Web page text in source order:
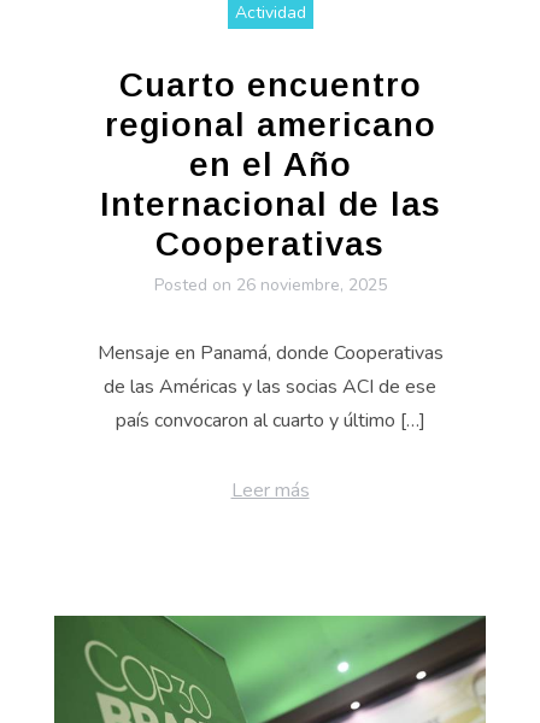
Actividad
Cuarto encuentro
regional americano
en el Año
Internacional de las
Cooperativas
Posted on 26 noviembre, 2025
Mensaje en Panamá, donde Cooperativas
de las Américas y las socias ACI de ese
país convocaron al cuarto y último […]
Leer más